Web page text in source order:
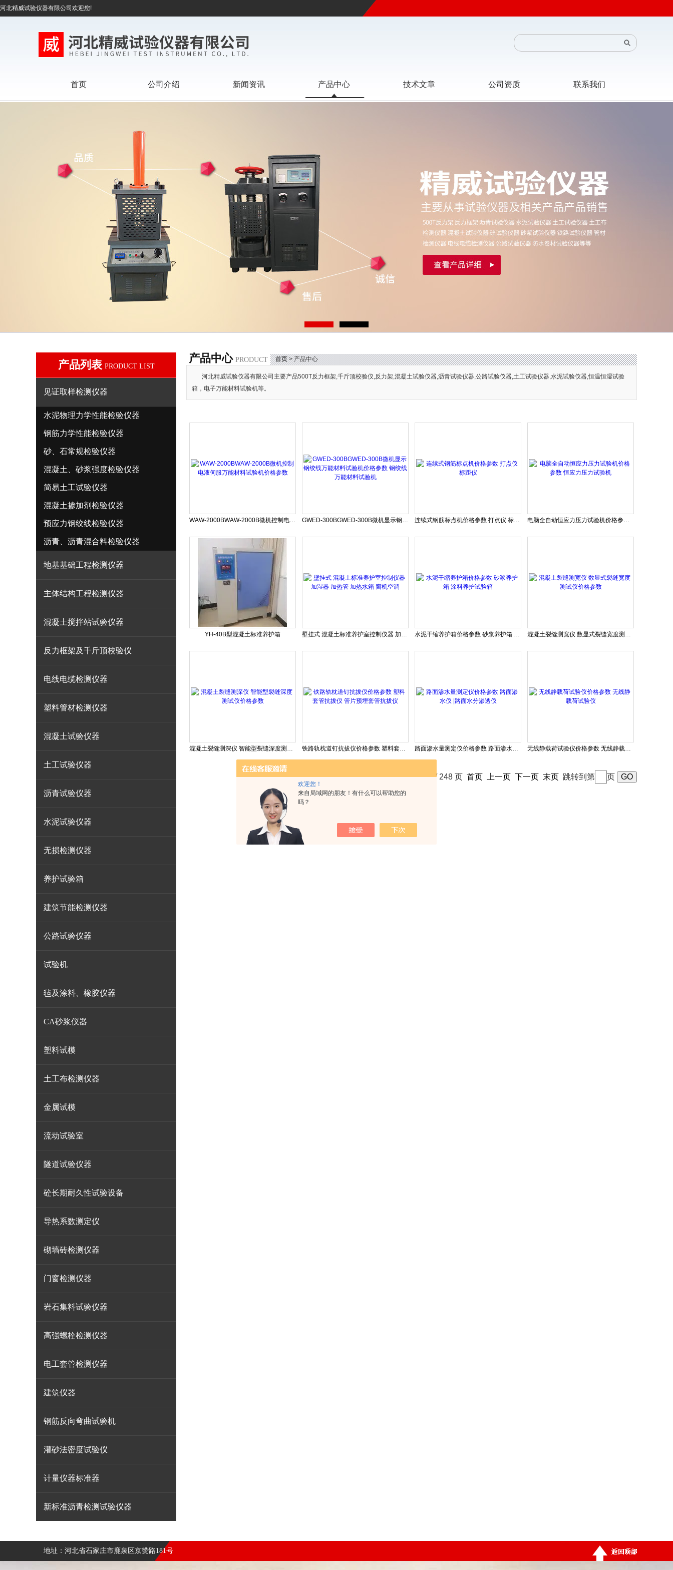
欢迎您！
来自局域网的朋友！有什么可以帮助您的
吗？
河北精威试验仪器有限公司欢迎您!
首页 公司介绍 新闻资讯 产品中心 技术文章 公司资质 联系我们
产品列表 PRODUCT LIST
见证取样检测仪器
水泥物理力学性能检验仪器
钢筋力学性能检验仪器
砂、石常规检验仪器
混凝土、砂浆强度检验仪器
简易土工试验仪器
混凝土掺加剂检验仪器
预应力钢绞线检验仪器
沥青、沥青混合料检验仪器
地基基础工程检测仪器
主体结构工程检测仪器
混凝土搅拌站试验仪器
反力框架及千斤顶校验仪
电线电缆检测仪器
塑料管材检测仪器
混凝土试验仪器
土工试验仪器
沥青试验仪器
水泥试验仪器
无损检测仪器
养护试验箱
建筑节能检测仪器
公路试验仪器
试验机
毡及涂料、橡胶仪器
CA砂浆仪器
塑料试模
土工布检测仪器
金属试模
流动试验室
隧道试验仪器
砼长期耐久性试验设备
导热系数测定仪
砌墙砖检测仪器
门窗检测仪器
岩石集料试验仪器
高强螺栓检测仪器
电工套管检测仪器
建筑仪器
钢筋反向弯曲试验机
灌砂法密度试验仪
计量仪器标准器
新标准沥青检测试验仪器
产品中心 PRODUCT 首页> 产品中心
河北精威试验仪器有限公司主要产品500T反力框架,千斤顶校验仪,反力架,混凝土试验仪器,沥青试验仪器,公路试验仪器,土工试验仪器,水泥试验仪器,恒温恒湿试验
箱，电子万能材料试验机等。
WAW-2000BWAW-2000B微机控制电液伺服万能材料试验机价格参数 GWED-300BGWED-300B微机显示钢绞线万能材料试验机价格参数 钢绞线万能材料试验机 连续式钢筋标点机价格参数 打点仪 标距仪 电脑全自动恒应力压力试验机价格参数 恒应力压力试验机
YH-40B型混凝土标准养护箱 壁挂式 混凝土标准养护室控制仪器 加湿器 加热管 加热水箱 窗机空调 水泥干缩养护箱价格参数 砂浆养护箱 涂料养护试验箱 混凝土裂缝测宽仪 数显式裂缝宽度测试仪价格参数
混凝土裂缝测深仪 智能型裂缝深度测试仪价格参数 铁路轨枕道钉抗拔仪价格参数 塑料套管抗拔仪 管片预埋套管抗拔仪 路面渗水量测定仪价格参数 路面渗水仪 |路面水分渗透仪 无线静载荷试验仪价格参数 无线静载荷试验仪
共 2968 条记录，当前 86 / 248 页 首页 上一页 下一页 末页 跳转到第 页
地址：河北省石家庄市鹿泉区京赞路181号